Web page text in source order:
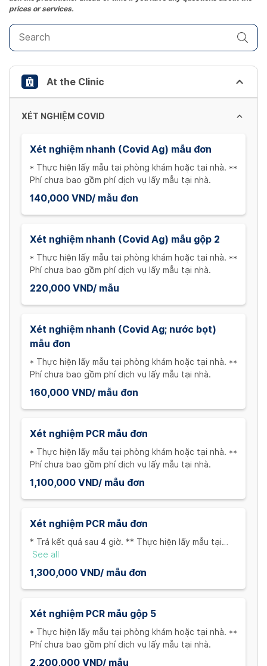
to
get
the
keyboard
shortcuts
for
changing
dates.
prices or services.
At the Clinic
XÉT NGHIỆM COVID
Xét nghiệm nhanh (Covid Ag) mẫu đơn
* Thực hiện lấy mẫu tại phòng khám hoặc tại nhà. **
Phí chưa bao gồm phí dịch vụ lấy mẫu tại nhà.
140,000 VND/ mẫu đơn
Xét nghiệm nhanh (Covid Ag) mẫu gộp 2
* Thực hiện lấy mẫu tại phòng khám hoặc tại nhà. **
Phí chưa bao gồm phí dịch vụ lấy mẫu tại nhà.
220,000 VND/ mẫu
Xét nghiệm nhanh (Covid Ag; nước bọt)
mẫu đơn
* Thực hiện lấy mẫu tại phòng khám hoặc tại nhà. **
Phí chưa bao gồm phí dịch vụ lấy mẫu tại nhà.
160,000 VND/ mẫu đơn
Xét nghiệm PCR mẫu đơn
* Thực hiện lấy mẫu tại phòng khám hoặc tại nhà. **
Phí chưa bao gồm phí dịch vụ lấy mẫu tại nhà.
1,100,000 VND/ mẫu đơn
Xét nghiệm PCR mẫu đơn
* Trả kết quả sau 4 giờ. ** Thực hiện lấy mẫu tại
phòng khám hoặc tại nhà. *** Phí chưa bao gồm phí
dịch vụ lấy mẫu tại nhà.
See all
1,300,000 VND/ mẫu đơn
Xét nghiệm PCR mẫu gộp 5
* Thực hiện lấy mẫu tại phòng khám hoặc tại nhà. **
Phí chưa bao gồm phí dịch vụ lấy mẫu tại nhà.
2,200,000 VND/ mẫu